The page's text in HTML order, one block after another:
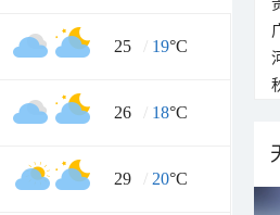
25 / 19°C
26 / 18°C
29 / 20°C